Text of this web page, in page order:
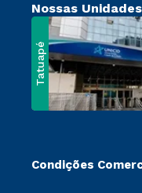
Nossas Unidades
Tatuapé
Condições